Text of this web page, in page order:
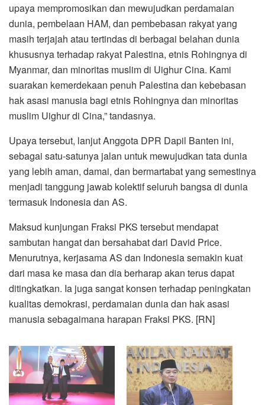
upaya mempromosikan dan mewujudkan perdamaian
dunia, pembelaan HAM, dan pembebasan rakyat yang
masih terjajah atau tertindas di berbagai belahan dunia
khususnya terhadap rakyat Palestina, etnis Rohingnya di
Myanmar, dan minoritas muslim di Uighur Cina. Kami
suarakan kemerdekaan penuh Palestina dan kebebasan
hak asasi manusia bagi etnis Rohingnya dan minoritas
muslim Uighur di Cina,” tandasnya.
Upaya tersebut, lanjut Anggota DPR Dapil Banten ini,
sebagai satu-satunya jalan untuk mewujudkan tata dunia
yang lebih aman, damai, dan bermartabat yang semestinya
menjadi tanggung jawab kolektif seluruh bangsa di dunia
termasuk Indonesia dan AS.
Maksud kunjungan Fraksi PKS tersebut mendapat
sambutan hangat dan bersahabat dari David Price.
Menurutnya, kerjasama AS dan Indonesia semakin kuat
dari masa ke masa dan dia berharap akan terus dapat
ditingkatkan. Ia juga sangat konsen terhadap peningkatan
kualitas demokrasi, perdamaian dunia dan hak asasi
manusia sebagaimana harapan Fraksi PKS. [RN]